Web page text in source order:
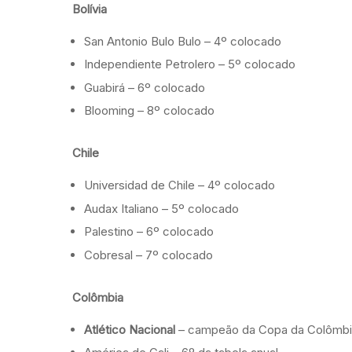
Bolívia
San Antonio Bulo Bulo – 4º colocado
Independiente Petrolero – 5º colocado
Guabirá – 6º colocado
Blooming – 8º colocado
Chile
Universidad de Chile – 4º colocado
Audax Italiano – 5º colocado
Palestino – 6º colocado
Cobresal – 7º colocado
Colômbia
Atlético Nacional – campeão da Copa da